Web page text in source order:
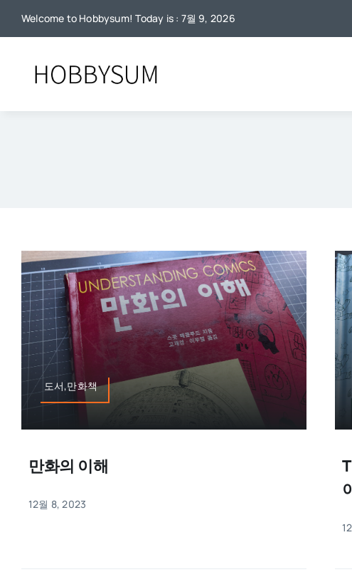
너
Welcome to Hobbysum! Today is : 7월 9, 2026
도서,만화책
만화의 이해
12월 8, 2023